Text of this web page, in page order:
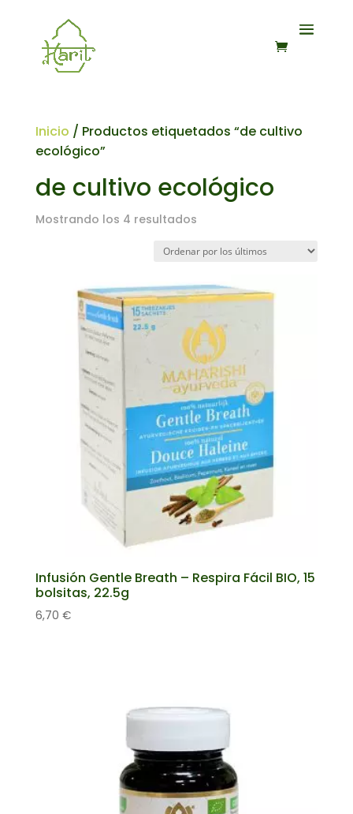
Inicio / Productos etiquetados “de cultivo
ecológico”
de cultivo ecológico
Mostrando los 4 resultadosOrdenado
los
Infusión Gentle Breath – Respira Fácil BIO, 15
bolsitas, 22.5g
6,70 €